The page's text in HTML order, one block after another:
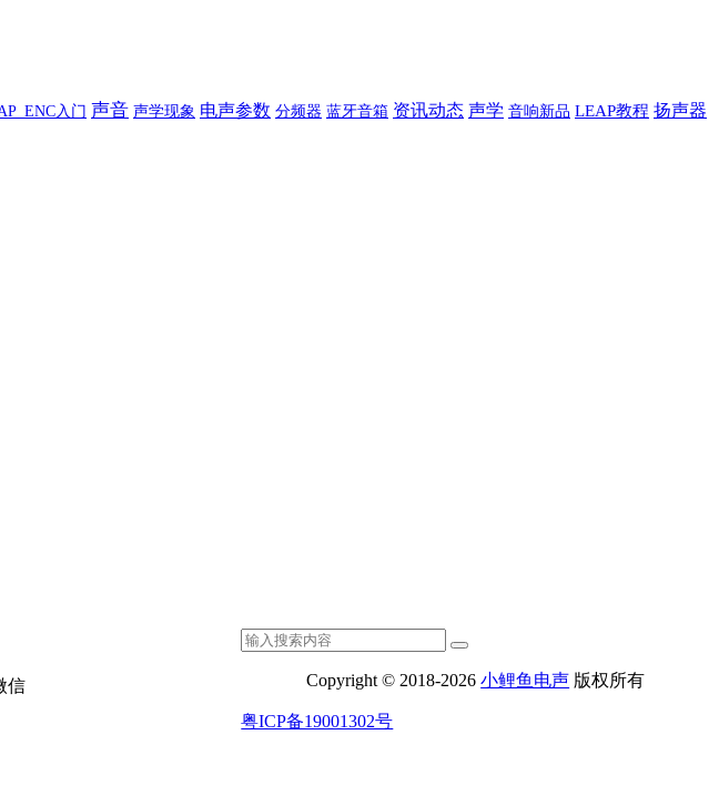
入门 声音 声学现象 电声参数 分频器 蓝牙音箱 资讯动态 声学 音响新品 LEAP教程 扬声器
信 Copyright © 2018-2026小鲤鱼电声 版权所有
粤ICP备19001302号